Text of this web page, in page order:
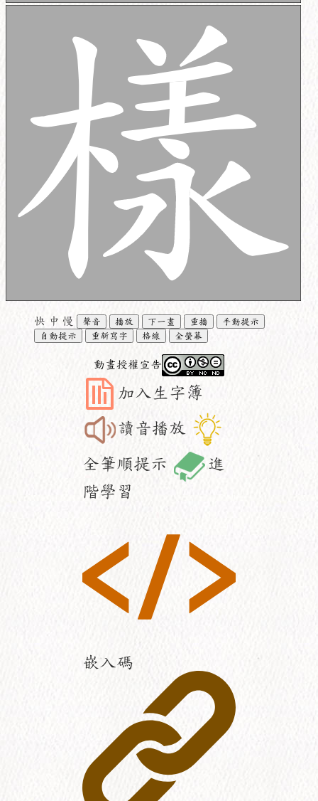
快 中 慢 聲音 播放 下一畫 重播
手動提示
自動提示
重新寫字 格線 全螢幕
動畫授權宣告
加入生字簿
讀音播放
全筆順提示
進
階學習
嵌入碼